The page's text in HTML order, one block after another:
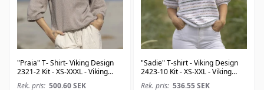
"Praia" T- Shirt- Viking Design
2321-2 Kit - XS-XXXL - Viking
Bjørk
Rek. pris: 500.60SEK
"Sadie" T-shirt - Viking Design
2423-10 Kit - XS-XXL - Viking
Linus
Rek. pris: 536.55SEK